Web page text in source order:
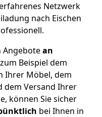
Netzwerk
nach Eischen
Angebotean
Beispiel dem
Ihrer Möbel, dem
dem Versand Ihrer
können Sie sicher
bei Ihnen in